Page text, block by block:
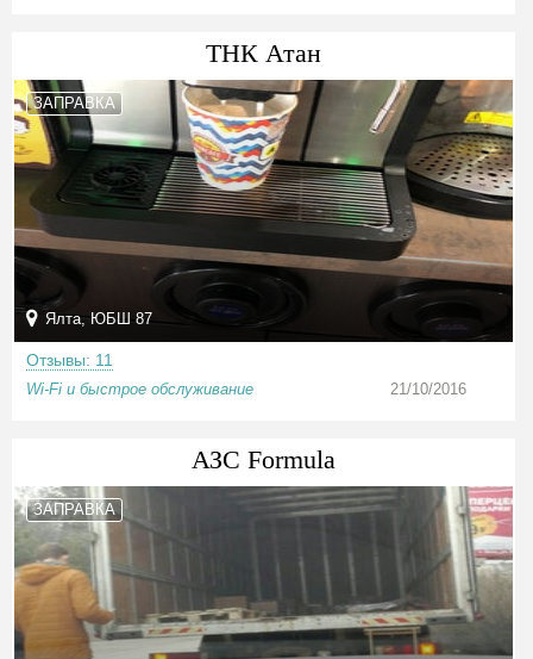
ТНК Атан
ЗАПРАВКА
Ялта, ЮБШ 87
Отзывы: 11
Wi-Fi и быстрое обслуживание 21/10/2016
АЗС Formula
ЗАПРАВКА